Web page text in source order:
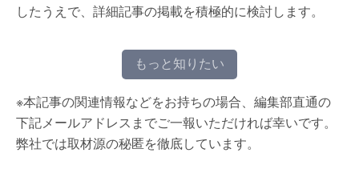
したうえで、詳細記事の掲載を積極的に検討します。
もっと知りたい
※本記事の関連情報などをお持ちの場合、編集部直通の
下記メールアドレスまでご一報いただければ幸いです。
弊社では取材源の秘匿を徹底しています。